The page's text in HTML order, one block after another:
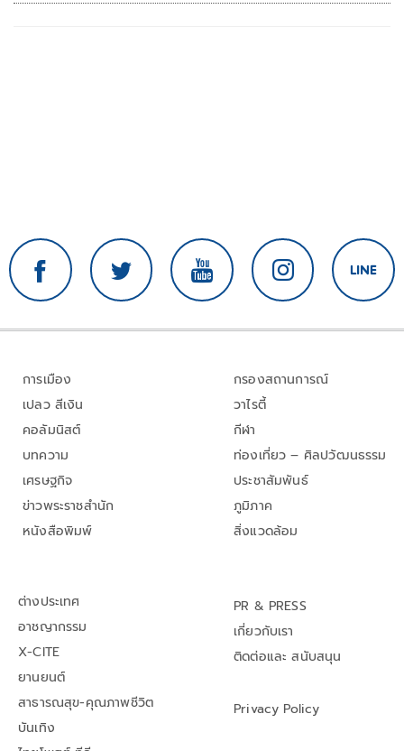
การเมือง
เปลว สีเงิน
คอลัมนิสต์
บทความ
เศรษฐกิจ
ข่าวพระราชสำนัก
หนังสือพิมพ์
กรองสถานการณ์
วาไรตี้
กีฬา
ท่องเที่ยว – ศิลปวัฒนธรรม
ประชาสัมพันธ์
ภูมิภาค
สิ่งแวดล้อม
ต่างประเทศ
อาชญากรรม
X-CITE
ยานยนต์
สาธารณสุข-คุณภาพชีวิต
บันเทิง
PR & PRESS
เกี่ยวกับเรา
ติดต่อและ สนับสนุน
Privacy Policy